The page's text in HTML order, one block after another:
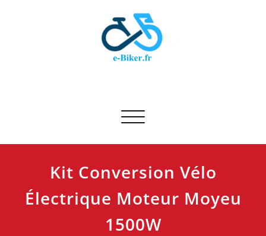
Afficher/masquer la navigation
Kit Conversion Vélo
Électrique Moteur Moyeu
1500W